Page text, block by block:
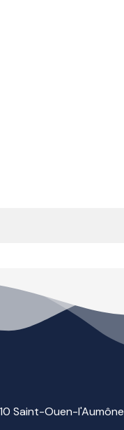
Saint-Ouen-l'Aumône